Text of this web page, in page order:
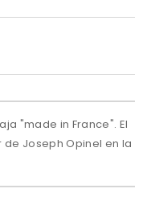
"made in France". El
Joseph Opinel en la